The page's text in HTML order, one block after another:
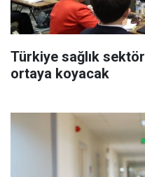
Türkiye sağlık
ortaya koyacak